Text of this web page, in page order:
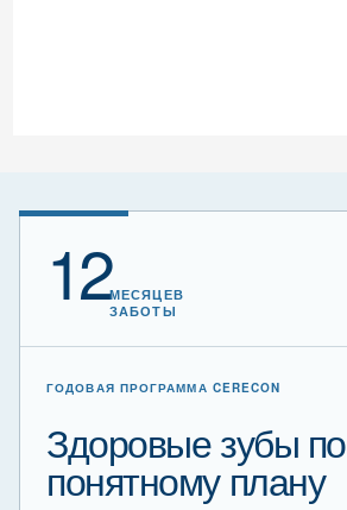
12МЕСЯЦЕВ
ЗАБОТЫ
ГОДОВАЯ ПРОГРАММА CERECON
Здоровые зубы по
понятному плану